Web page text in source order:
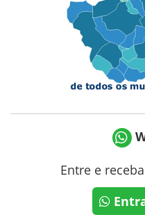
Entre e